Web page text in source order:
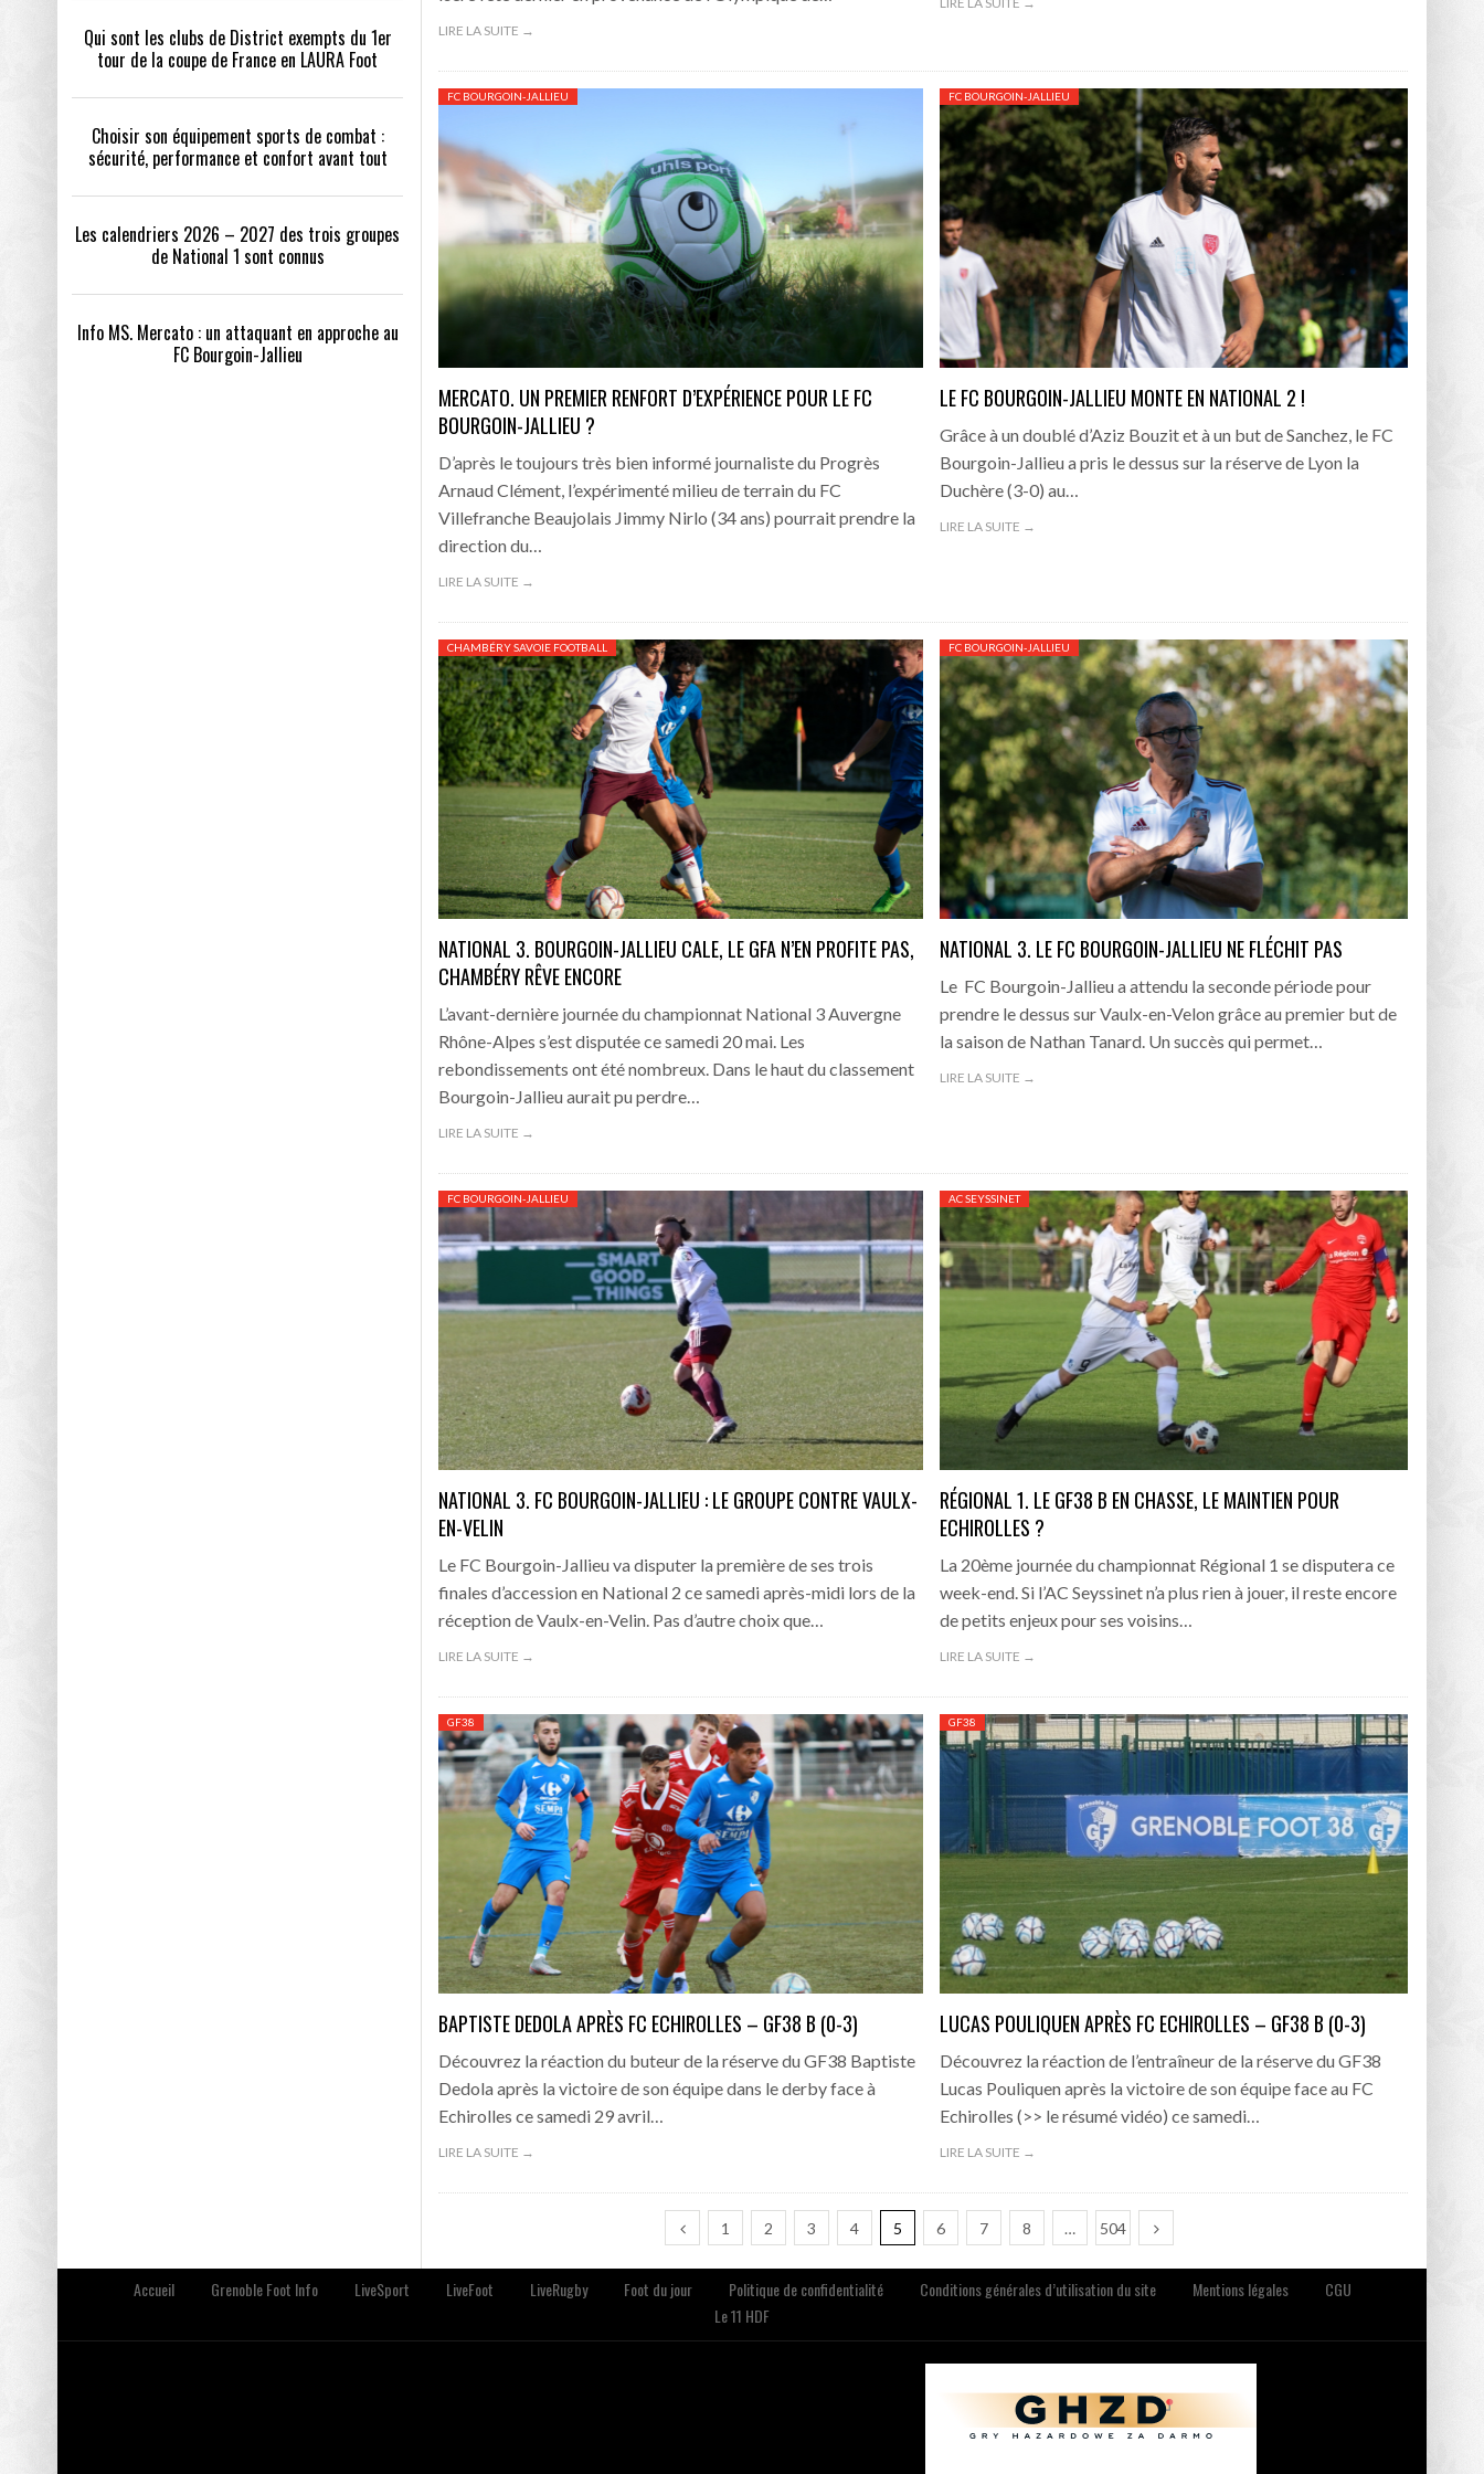
LIRE LA SUITE →
FC BOURGOIN-JALLIEU
MERCATO. UN PREMIER RENFORT D’EXPÉRIENCE POUR LE FC
BOURGOIN-JALLIEU ?
D’après le toujours très bien informé journaliste du Progrès
Arnaud Clément, l’expérimenté milieu de terrain du FC
Villefranche Beaujolais Jimmy Nirlo (34 ans) pourrait prendre la
direction du…
LIRE LA SUITE →
FC BOURGOIN-JALLIEU
LE FC BOURGOIN-JALLIEU MONTE EN NATIONAL 2 !
Grâce à un doublé d’Aziz Bouzit et à un but de Sanchez, le FC
Bourgoin-Jallieu a pris le dessus sur la réserve de Lyon la
Duchère (3-0) au…
LIRE LA SUITE →
CHAMBÉRY SAVOIE FOOTBALL
NATIONAL 3. BOURGOIN-JALLIEU CALE, LE GFA N’EN PROFITE PAS,
CHAMBÉRY RÊVE ENCORE
L’avant-dernière journée du championnat National 3 Auvergne
Rhône-Alpes s’est disputée ce samedi 20 mai. Les
rebondissements ont été nombreux. Dans le haut du classement
Bourgoin-Jallieu aurait pu perdre…
LIRE LA SUITE →
FC BOURGOIN-JALLIEU
NATIONAL 3. LE FC BOURGOIN-JALLIEU NE FLÉCHIT PAS
Le FC Bourgoin-Jallieu a attendu la seconde période pour
prendre le dessus sur Vaulx-en-Velon grâce au premier but de
la saison de Nathan Tanard. Un succès qui permet…
LIRE LA SUITE →
FC BOURGOIN-JALLIEU
NATIONAL 3. FC BOURGOIN-JALLIEU : LE GROUPE CONTRE VAULX-
EN-VELIN
Le FC Bourgoin-Jallieu va disputer la première de ses trois
finales d’accession en National 2 ce samedi après-midi lors de la
réception de Vaulx-en-Velin. Pas d’autre choix que…
LIRE LA SUITE →
AC SEYSSINET
RÉGIONAL 1. LE GF38 B EN CHASSE, LE MAINTIEN POUR
ECHIROLLES ?
La 20ème journée du championnat Régional 1 se disputera ce
week-end. Si l’AC Seyssinet n’a plus rien à jouer, il reste encore
de petits enjeux pour ses voisins…
LIRE LA SUITE →
GF38
BAPTISTE DEDOLA APRÈS FC ECHIROLLES – GF38 B (0-3)
Découvrez la réaction du buteur de la réserve du GF38 Baptiste
Dedola après la victoire de son équipe dans le derby face à
Echirolles ce samedi 29 avril…
LIRE LA SUITE →
GF38
LUCAS POULIQUEN APRÈS FC ECHIROLLES – GF38 B (0-3)
Découvrez la réaction de l’entraîneur de la réserve du GF38
Lucas Pouliquen après la victoire de son équipe face au FC
Echirolles (>> le résumé vidéo) ce samedi…
LIRE LA SUITE →
1 2 3 4 5 6 7 8 … 504
Qui sont les clubs de District exempts du 1er
tour de la coupe de France en LAURA Foot
Choisir son équipement sports de combat :
sécurité, performance et confort avant tout
Les calendriers 2026 – 2027 des trois groupes
de National 1 sont connus
Info MS. Mercato : un attaquant en approche au
FC Bourgoin-Jallieu
Accueil Grenoble Foot Info LiveSport LiveFoot LiveRugby Foot du jour Politique de confidentialité Conditions générales d’utilisation du site Mentions légales
CGU
Le 11 HDF